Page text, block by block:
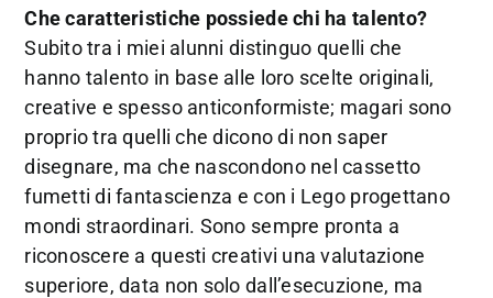
Che caratteristiche possiede chi ha talento?
Subito tra i miei alunni distinguo quelli che
hanno talento in base alle loro scelte originali,
creative e spesso anticonformiste; magari sono
proprio tra quelli che dicono di non saper
disegnare, ma che nascondono nel cassetto
fumetti di fantascienza e con i Lego progettano
mondi straordinari. Sono sempre pronta a
riconoscere a questi creativi una valutazione
superiore, data non solo dall’esecuzione, ma